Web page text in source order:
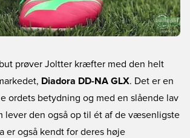
prøver Joltter kræfter med den helt
Diadora DD-NA GLX. Det er en
ordets betydning og med en slående lav
lever den også op til ét af de væsenligste
er også kendt for deres høje